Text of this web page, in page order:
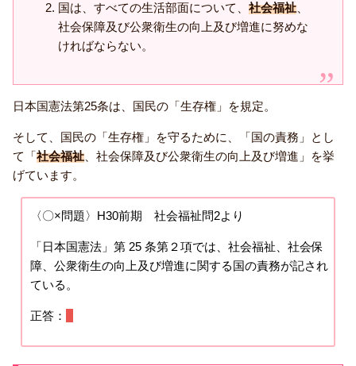
国は、すべての生活部面について、 社会福祉、
社会保障及び公衆衛生の向上及び増進に努めな
ければならない。
日本国憲法第25条は、国民の「生存権」を規定。
そして、国民の「生存権」を守るために、「国の責務」とし
て「社会福祉、社会保障及び公衆衛生の向上及び増進」を挙
げています。
〈〇×問題〉H30前期 社会福祉問2より
「日本国憲法」第 25 条第２項では、社会福祉、社会保
障、公衆衛生の向上及び増進に関する国の責務が記され
ている。
正答：